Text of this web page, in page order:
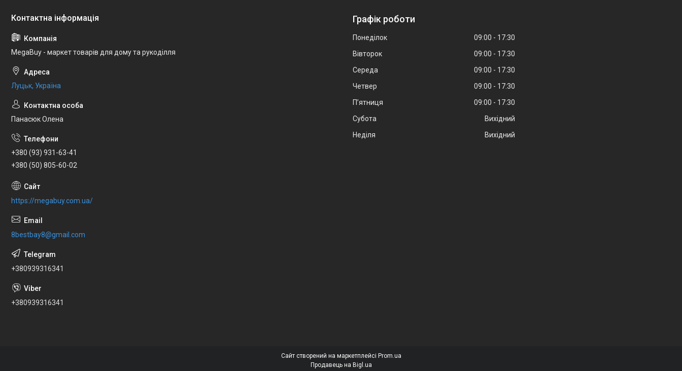
MegaBuy - маркет товарів для дому та рукоділля
Луцьк, Україна
Панасюк Олена
+380 (93) 931-63-41
+380 (50) 805-60-02
https://megabuy.com.ua/
8bestbay8@gmail.com
+380939316341
+380939316341
Графік роботи
Понеділок 09:00
17:30
Вівторок
09:00
17:30
Середа
09:00
17:30
Четвер
09:00
17:30
Пʼятниця
09:00
17:30
Субота
Вихідний
Неділя
Вихідний
Сайт створений на маркетплейсі Prom.ua
Продавець на Bigl.ua